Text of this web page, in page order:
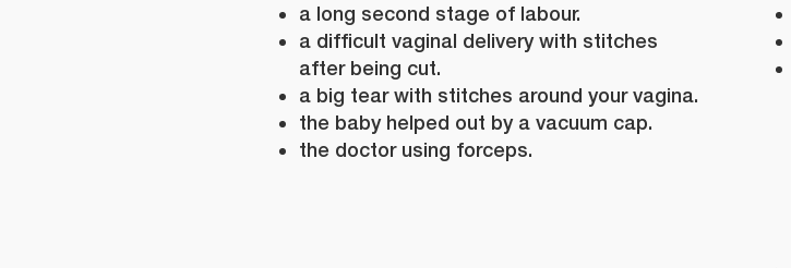
a long second stage of labour.
a difficult vaginal delivery with stitches
after being cut.
a big tear with stitches around your vagina.
the baby helped out by a vacuum cap.
the doctor using forceps.